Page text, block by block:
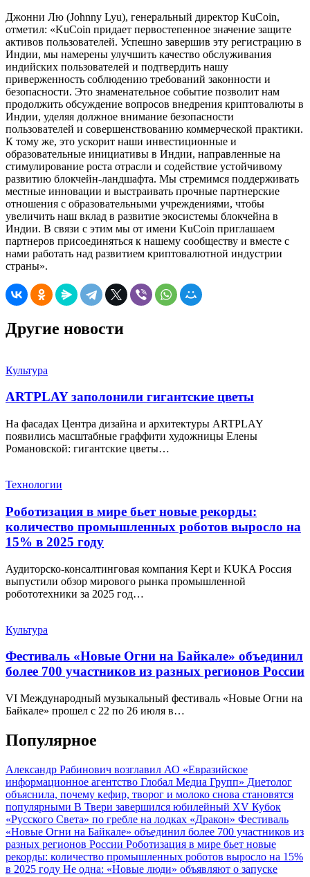
Джонни Лю (Johnny Lyu), генеральный директор KuCoin,
отметил: «KuCoin придает первостепенное значение защите
активов пользователей. Успешно завершив эту регистрацию в
Индии, мы намерены улучшить качество обслуживания
индийских пользователей и подтвердить нашу
приверженность соблюдению требований законности и
безопасности. Это знаменательное событие позволит нам
продолжить обсуждение вопросов внедрения криптовалюты в
Индии, уделяя должное внимание безопасности
пользователей и совершенствованию коммерческой практики.
К тому же, это ускорит наши инвестиционные и
образовательные инициативы в Индии, направленные на
стимулирование роста отрасли и содействие устойчивому
развитию блокчейн-ландшафта. Мы стремимся поддерживать
местные инновации и выстраивать прочные партнерские
отношения с образовательными учреждениями, чтобы
увеличить наш вклад в развитие экосистемы блокчейна в
Индии. В связи с этим мы от имени KuCoin приглашаем
партнеров присоединяться к нашему сообществу и вместе с
нами работать над развитием криптовалютной индустрии
страны».
Другие новости
Культура
ARTPLAY заполонили гигантские цветы
На фасадах Центра дизайна и архитектуры ARTPLAY
появились масштабные граффити художницы Елены
Романовской: гигантские цветы…
Технологии
Роботизация в мире бьет новые рекорды:
количество промышленных роботов выросло на
15% в 2025 году
Аудиторско-консалтинговая компания Kept и KUKA Россия
выпустили обзор мирового рынка промышленной
робототехники за 2025 год…
Культура
Фестиваль «Новые Огни на Байкале» объединил
более 700 участников из разных регионов России
VI Международный музыкальный фестиваль «Новые Огни на
Байкале» прошел с 22 по 26 июля в…
Популярное
Александр Рабинович возглавил АО «Евразийское
информационное агентство Глобал Медиа Групп» Диетолог
объяснила, почему кефир, творог и молоко снова становятся
популярными В Твери завершился юбилейный XV Кубок
«Русского Света» по гребле на лодках «Дракон» Фестиваль
«Новые Огни на Байкале» объединил более 700 участников из
разных регионов России Роботизация в мире бьет новые
рекорды: количество промышленных роботов выросло на 15%
в 2025 году Не одна: «Новые люди» объявляют о запуске